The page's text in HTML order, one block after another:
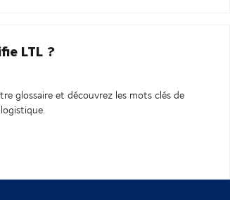
LTL ?
glossaire et découvrez les mots clés de